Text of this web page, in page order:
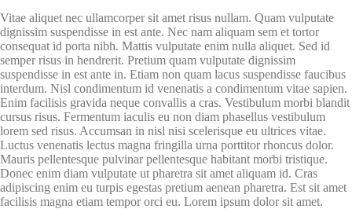
Vitae aliquet nec ullamcorper sit amet risus nullam. Quam vulputate
dignissim suspendisse in est ante. Nec nam aliquam sem et tortor
consequat id porta nibh. Mattis vulputate enim nulla aliquet. Sed id
semper risus in hendrerit. Pretium quam vulputate dignissim
suspendisse in est ante in. Etiam non quam lacus suspendisse faucibus
interdum. Nisl condimentum id venenatis a condimentum vitae sapien.
Enim facilisis gravida neque convallis a cras. Vestibulum morbi blandit
cursus risus. Fermentum iaculis eu non diam phasellus vestibulum
lorem sed risus. Accumsan in nisl nisi scelerisque eu ultrices vitae.
Luctus venenatis lectus magna fringilla urna porttitor rhoncus dolor.
Mauris pellentesque pulvinar pellentesque habitant morbi tristique.
Donec enim diam vulputate ut pharetra sit amet aliquam id. Cras
adipiscing enim eu turpis egestas pretium aenean pharetra. Est sit amet
facilisis magna etiam tempor orci eu. Lorem ipsum dolor sit amet.